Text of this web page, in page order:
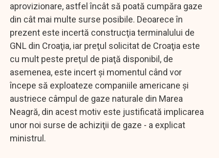
aprovizionare, astfel încât să poată cumpăra gaze
din cât mai multe surse posibile. Deoarece în
prezent este incertă construcţia terminalului de
GNL din Croaţia, iar preţul solicitat de Croaţia este
cu mult peste preţul de piaţă disponibil, de
asemenea, este incert şi momentul când vor
începe să exploateze companiile americane şi
austriece câmpul de gaze naturale din Marea
Neagră, din acest motiv este justificată implicarea
unor noi surse de achiziţii de gaze - a explicat
ministrul.